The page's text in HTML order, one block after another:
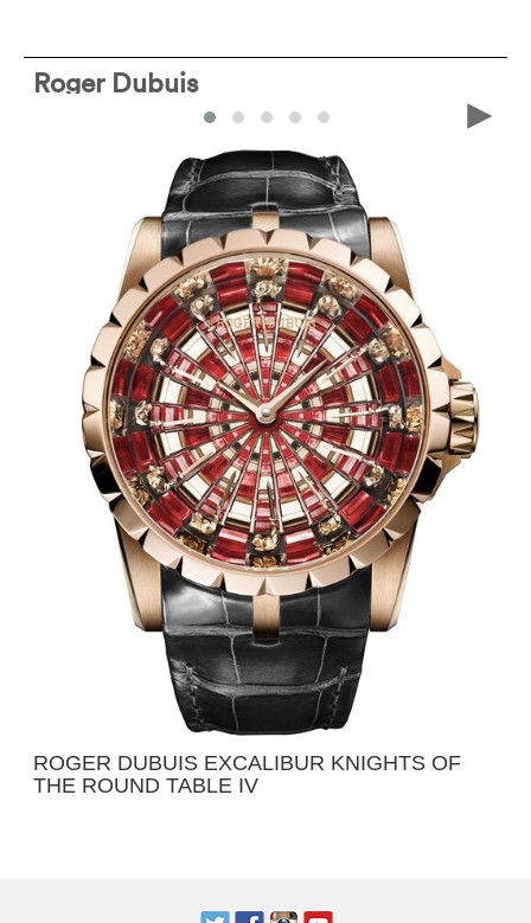
Roger Dubuis
ROGER DUBUIS EXCALIBUR KNIGHTS OF
THE ROUND TABLE IV